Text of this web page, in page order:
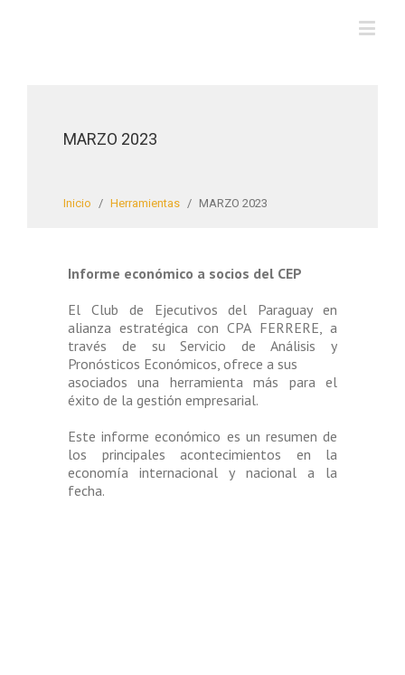
MARZO 2023
Inicio / Herramientas / MARZO 2023
Informe económico a socios del CEP
El Club de Ejecutivos del Paraguay en
alianza estratégica con CPA FERRERE, a
través de su Servicio de Análisis y
Pronósticos Económicos, ofrece a sus
asociados una herramienta más para el
éxito de la gestión empresarial.
Este informe económico es un resumen de
los principales acontecimientos en la
economía internacional y nacional a la
fecha.